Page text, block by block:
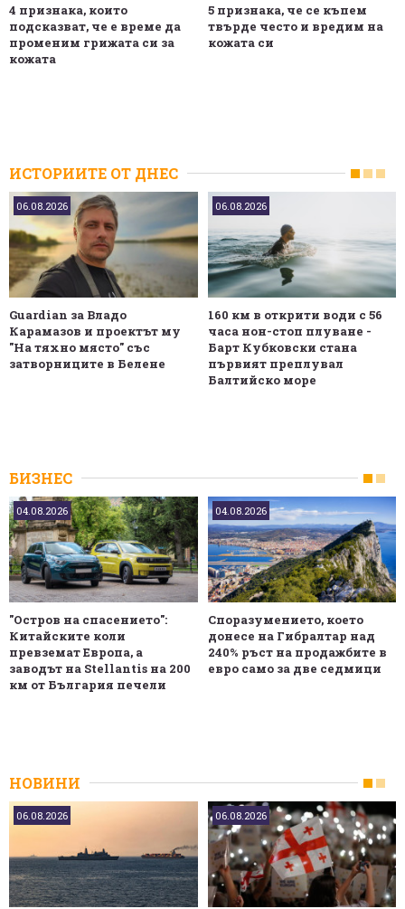
4 признака, които
подсказват, че е време да
променим грижата си за
кожата
5 признака, че се къпем
твърде често и вредим на
кожата си
ИСТОРИИТЕ ОТ ДНЕС
06.08.2026
Guardian за Владо
Карамазов и проектът му
"На тяхно място" със
затворниците в Белене
06.08.2026
160 км в открити води с 56
часа нон-стоп плуване -
Барт Кубковски стана
първият преплувал
Балтийско море
БИЗНЕС
04.08.2026
"Остров на спасението":
Китайските коли
превземат Европа, а
заводът на Stellantis на 200
км от България печели
04.08.2026
Споразумението, което
донесе на Гибралтар над
240% ръст на продажбите в
евро само за две седмици
НОВИНИ
06.08.2026 06.08.2026